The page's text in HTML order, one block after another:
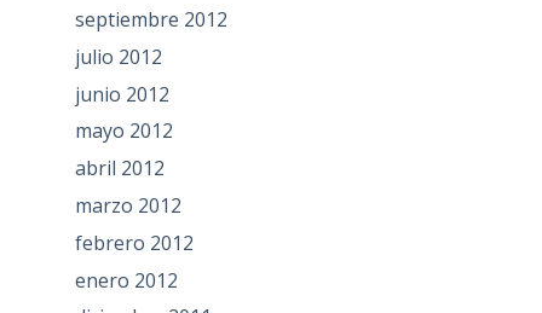
septiembre 2012
julio 2012
junio 2012
mayo 2012
abril 2012
marzo 2012
febrero 2012
enero 2012